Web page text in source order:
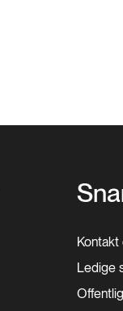
Kontakt
Ledige